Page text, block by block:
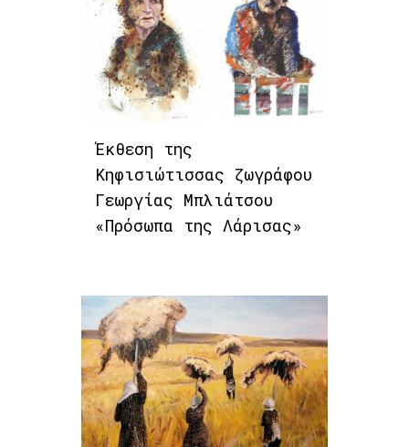
Έκθεση της
Κηφισιώτισσας ζωγράφου
Γεωργίας Μπλιάτσου
«Πρόσωπα της Λάρισας»